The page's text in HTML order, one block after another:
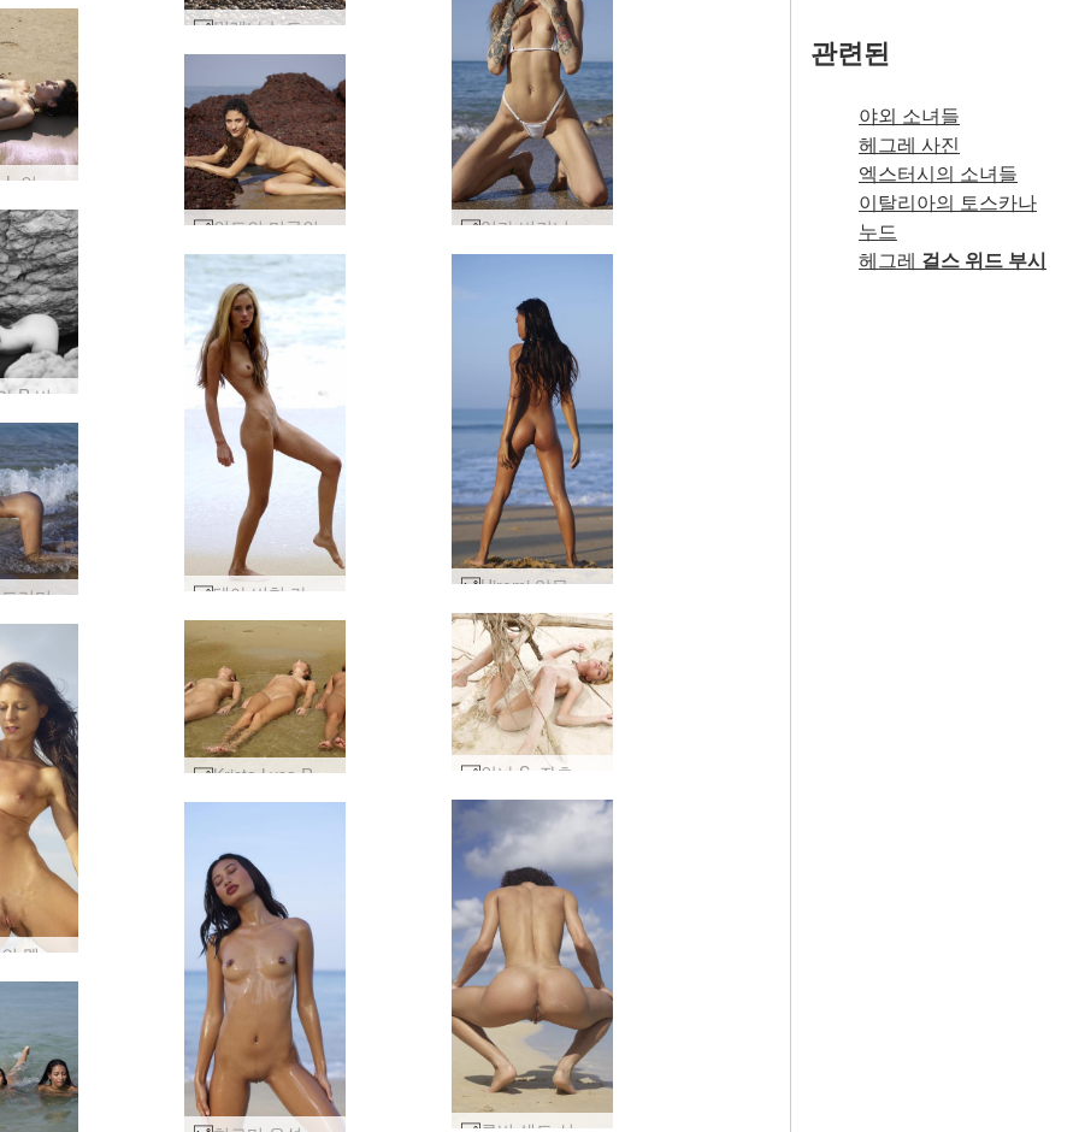
밀레나 누드 페블 비치 #18
잉가 비키니 베이브 #17
Serena L 인도 누드 해변 #27
인도의 미국인 Serena L #9
Hiromi 알몸 해변 몸 #30
프랑시 드리미 #2
Krista Lysa Ruslana 파도 #8
절벽 위의 멜리사 #8
관련된
야외 소녀들
헤그레 사진
엑스터시의 소녀들
이탈리아의 토스카나
누드
헤그레 걸스 위드 부시